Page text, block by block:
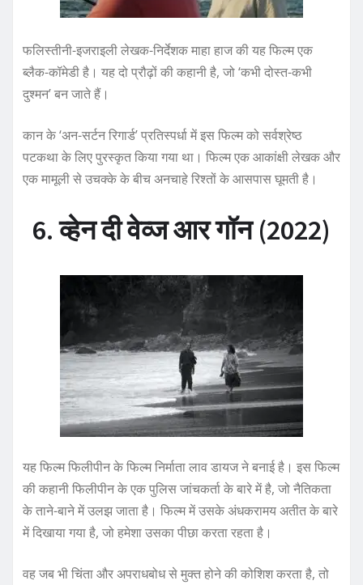
फलिस्तीनी-इजराइली लेखक-निर्देशक माहा हाज की यह फिल्म एक
ब्लैक-कॉमेडी है। यह दो प्रौढ़ों की कहानी है, जो ‘कभी दोस्त-कभी
दुश्मन’ बन जाते हैं।
कान के ‘अन-सर्टन रिगार्ड’ प्रतिस्पर्धा में इस फिल्म को सर्वश्रेष्ठ
पटकथा के लिए पुरस्कृत किया गया था। फिल्म एक आकांक्षी लेखक और
एक मामूली से उचक्के के बीच अनचाहे रिश्तों के आसपास घूमती है।
6. व्हेन दी वेव्ज आर गॉन (2022)
यह फिल्म फिलीपीन के फिल्म निर्माता लाव डायज ने बनाई है। इस फिल्म
की कहानी फिलीपीन के एक पुलिस जांचकर्ता के बारे में है, जो नैतिकता
के ताने-बाने में उलझ जाता है। फिल्म में उसके अंधकरामय अतीत के बारे
में दिखाया गया है, जो हमेशा उसका पीछा करता रहता है।
वह जब भी चिंता और अपराधबोध से मुक्त होने की कोशिश करता है, तो